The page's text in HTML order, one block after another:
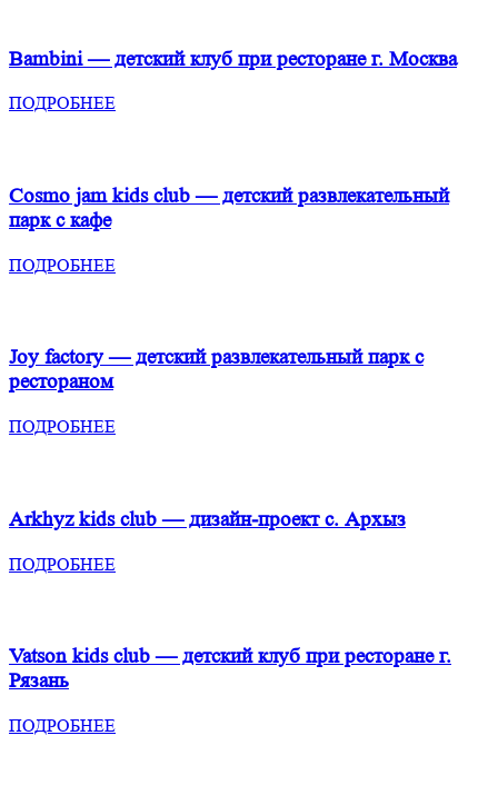
Bambini — детский клуб при ресторанег. Москва
ПОДРОБНЕЕ
Cosmo jam kids club — детский развлекательный
парк с кафе
ПОДРОБНЕЕ
Joy factory — детский развлекательный парк с
рестораном
ПОДРОБНЕЕ
Arkhyz kids club — дизайн-проектс. Архыз
ПОДРОБНЕЕ
Vatson kids club — детский клуб при ресторанег.
Рязань
ПОДРОБНЕЕ